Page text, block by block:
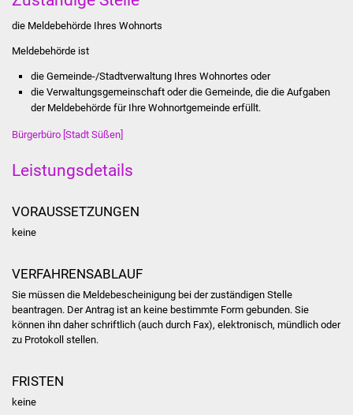
Partnerstädte
Presse
die Meldebehörde Ihres Wohnorts
Meldebehörde ist
die Gemeinde-/Stadtverwaltung Ihres Wohnortes oder
die Verwaltungsgemeinschaft oder die Gemeinde, die die Aufgaben
der Meldebehörde für Ihre Wohnortgemeinde erfüllt.
Bürgerbüro [Stadt Süßen]
Leistungsdetails
VORAUSSETZUNGEN
keine
VERFAHRENSABLAUF
Sie müssen die Meldebescheinigung bei der zuständigen Stelle
beantragen. Der Antrag ist an keine bestimmte Form gebunden. Sie
können ihn daher schriftlich (auch durch Fax), elektronisch, mündlich oder
zu Protokoll stellen.
FRISTEN
keine